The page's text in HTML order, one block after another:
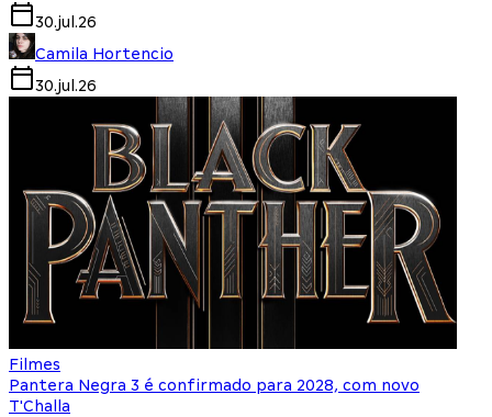
30.jul.26
Camila Hortencio
30.jul.26
Filmes
Pantera Negra 3 é confirmado para 2028, com novo
T'Challa